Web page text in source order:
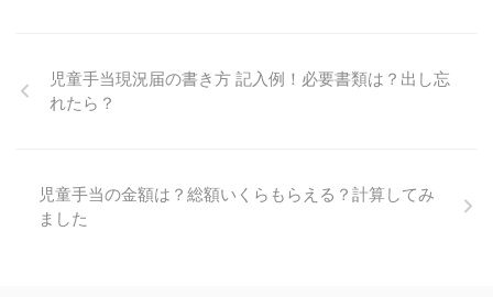
児童手当現況届の書き方 記入例！必要書類は？出し忘
れたら？
児童手当の金額は？総額いくらもらえる？計算してみ
ました